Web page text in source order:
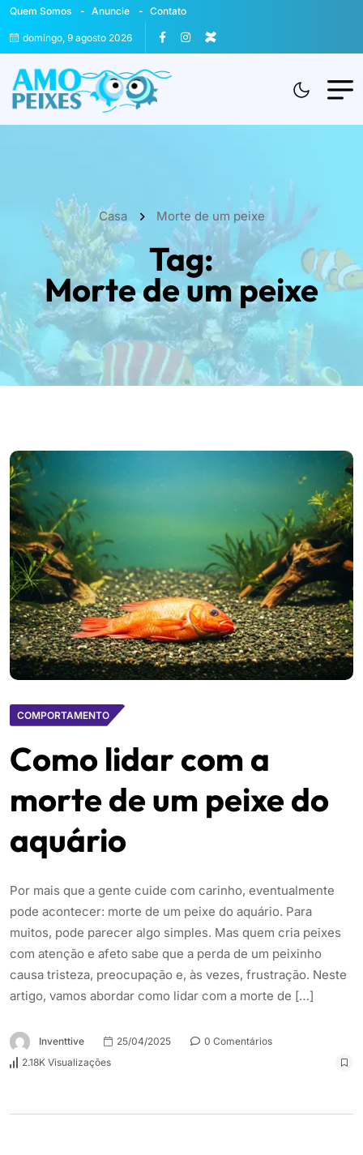
Quem Somos Anuncie Contato
domingo, 9 agosto 2026
Casa Morte de um peixe
Tag:
Morte de um peixe
COMPORTAMENTO
Como lidar com a
morte de um peixe do
aquário
Por mais que a gente cuide com carinho, eventualmente
pode acontecer: morte de um peixe do aquário. Para
muitos, pode parecer algo simples. Mas quem cria peixes
com atenção e afeto sabe que a perda de um peixinho
causa tristeza, preocupação e, às vezes, frustração. Neste
artigo, vamos abordar como lidar com a morte de […]
Inventtive 25/04/2025
0 Comentários
2.18K Visualizações